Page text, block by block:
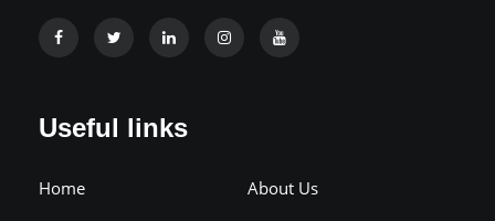
Useful links
Home About Us